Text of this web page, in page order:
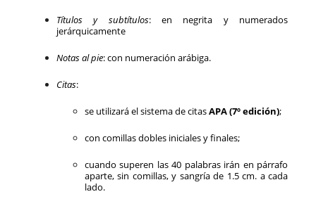
Títulos y subtítulos: en negrita y numerados
jerárquicamente
Notas al pie: con numeración arábiga.
Citas:
se utilizará el sistema de citasAPA (7º edición);
con comillas dobles iniciales y finales;
cuando superen las 40 palabras irán en párrafo
aparte, sin comillas, y sangría de 1.5 cm. a cada
lado.